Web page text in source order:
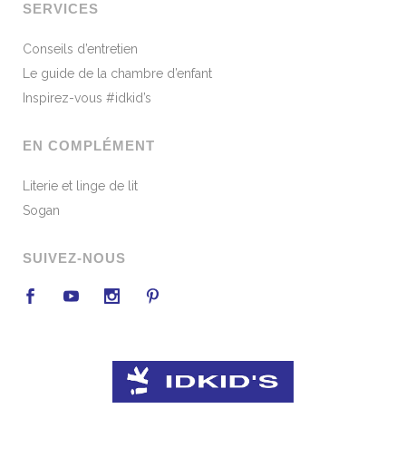
SERVICES
Conseils d’entretien
Le guide de la chambre d’enfant
Inspirez-vous #idkid’s
EN COMPLÉMENT
Literie et linge de lit
Sogan
SUIVEZ-NOUS